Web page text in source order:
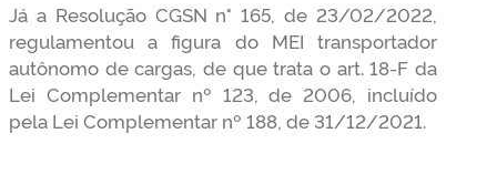
Já a Resolução CGSN n° 165, de 23/02/2022,
regulamentou a figura do MEI transportador
autônomo de cargas, de que trata o art. 18-F da
Lei Complementar nº 123, de 2006, incluído
pela Lei Complementar nº 188, de 31/12/2021.